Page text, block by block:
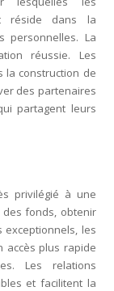
réside dans la
personnelles. La
réussie. Les
la construction de
des partenaires
partagent leurs
privilégié à une
fonds, obtenir
les
accès plus rapide
Les relations
et facilitent la